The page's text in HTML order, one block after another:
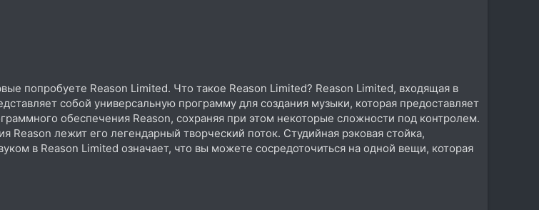
попробуете Reason Limited. Что такое Reason Limited? Reason Limited, входящая в
собой универсальную программу для создания музыки, которая предоставляет
обеспечения Reason, сохраняя при этом некоторые сложности под контролем.
Reason лежит его легендарный творческий поток. Студийная рэковая стойка,
в Reason Limited означает, что вы можете сосредоточиться на одной вещи, которая